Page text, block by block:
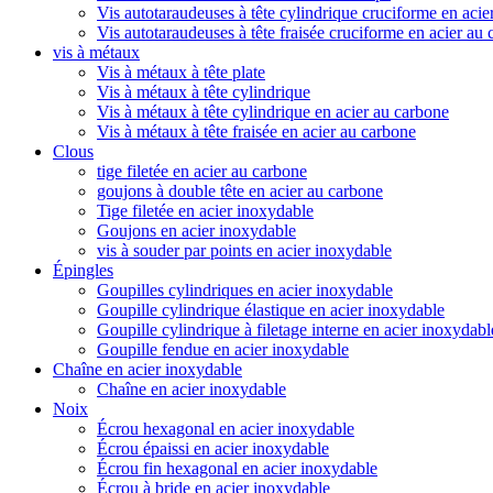
Vis autotaraudeuses à tête cylindrique cruciforme en
Vis autotaraudeuses à tête fraisée cruciforme en acier au
vis à métaux
Vis à métaux à tête plate
Vis à métaux à tête cylindrique
Vis à métaux à tête cylindrique en acier au carbone
Vis à métaux à tête fraisée en acier au carbone
Clous
tige filetée en acier au carbone
goujons à double tête en acier au carbone
Tige filetée en acier inoxydable
Goujons en acier inoxydable
vis à souder par points en acier inoxydable
Épingles
Goupilles cylindriques en acier inoxydable
Goupille cylindrique élastique en acier inoxydable
Goupille cylindrique à filetage interne en acier
Goupille fendue en acier inoxydable
Chaîne en acier inoxydable
Chaîne en acier inoxydable
Noix
Écrou hexagonal en acier inoxydable
Écrou épaissi en acier inoxydable
Écrou fin hexagonal en acier inoxydable
Écrou à bride en acier inoxydable